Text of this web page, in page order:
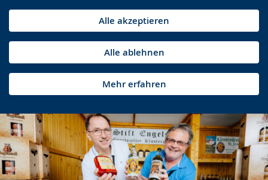
Alle akzeptieren
Alle ablehnen
Mehr erfahren